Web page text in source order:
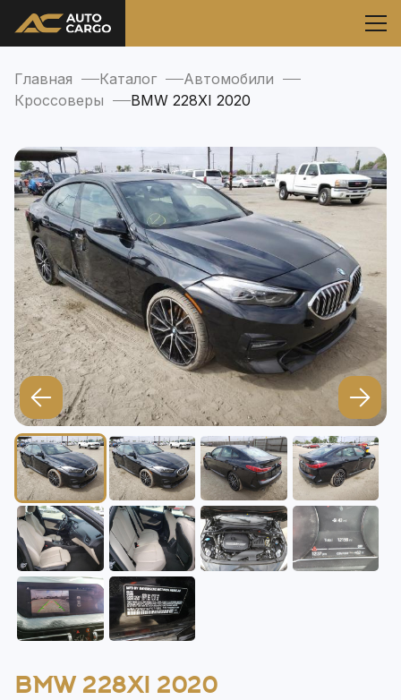
Главная Каталог
Автомобили
Кроссоверы
BMW 228XI 2020
BMW 228XI 2020